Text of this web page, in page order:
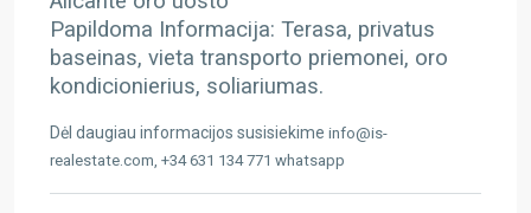
Papildoma Informacija: Terasa, privatus
baseinas, vieta transporto priemonei, oro
kondicionierius, soliariumas.
Dėl daugiau informacijos susisiekime info@is-
realestate.com, +34 631 134 771 whatsapp